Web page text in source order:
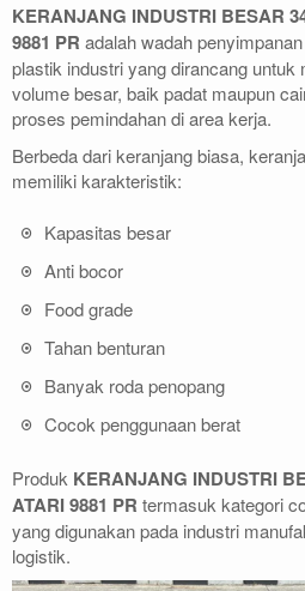
KERANJANG INDUSTRI BESAR
9881 PR adalah wadah
plastik industri yang dirancang untuk
volume besar, baik padat maupun
proses pemindahan di area kerja.
Berbeda dari keranjang biasa,
memiliki karakteristik:
Kapasitas besar
Anti bocor
Food grade
Tahan benturan
Banyak roda penopang
Cocok penggunaan berat
Produk KERANJANG INDUSTRI
ATARI 9881 PR termasuk kategori
yang digunakan pada industri
logistik.